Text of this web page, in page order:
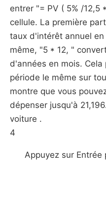
entrer "= PV ( 5% /12,5
cellule. La première
taux d'intérêt annuel
même, "5 * 12, "
d'années en mois.
période le même sur
montre que vous
dépenser jusqu'à
voiture .
4
Appuyez sur Entrée